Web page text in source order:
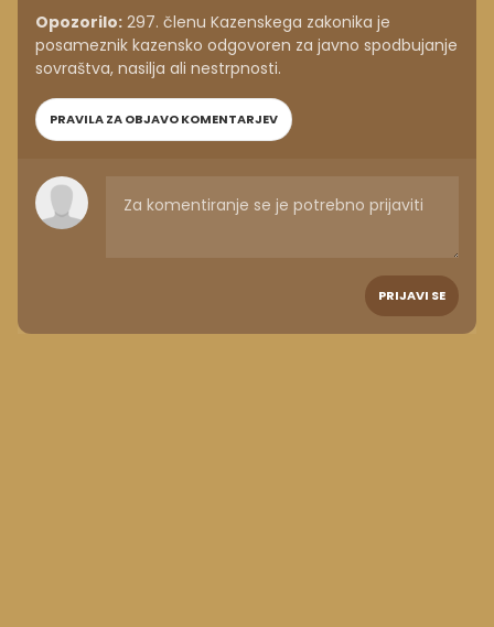
Opozorilo: 297. členu Kazenskega zakonika je
posameznik kazensko odgovoren za javno spodbujanje
sovraštva, nasilja ali nestrpnosti.
PRAVILA ZA OBJAVO KOMENTARJEV
PRIJAVI SE